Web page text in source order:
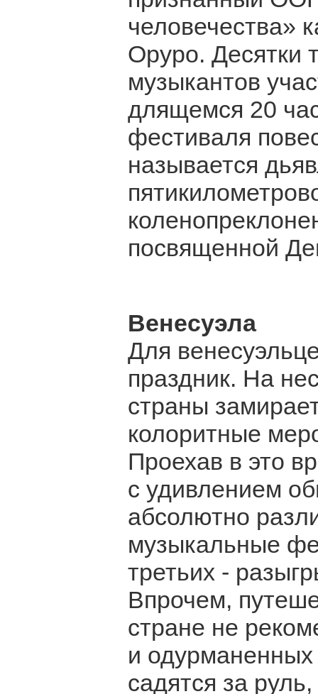
человечества»
Оруро. Десятки
музыкантов
длящемся 20
фестиваля
называется
посвященной
Венесуэла
Для
праздник. На
страны
колоритные
Проехав в это
с удивлением
абсолютно
музыкальные
третьих -
Впрочем,
стране не
и
садятся за